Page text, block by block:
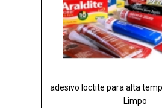
adesivo loctite para alta
Limpo